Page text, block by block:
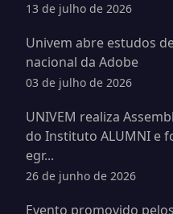
13 de julho de 2026
Univem abre estudos
nacional da Adobe
03 de julho de 2026
UNIVEM realiza
do Instituto ALUMNI e
egr...
26 de junho de 2026
Evento promovido